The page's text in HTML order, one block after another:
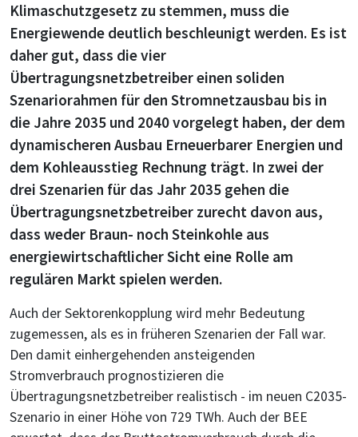
Klimaschutzgesetz zu stemmen, muss die
Energiewende deutlich beschleunigt werden. Es ist
daher gut, dass die vier
Übertragungsnetzbetreiber einen soliden
Szenariorahmen für den Stromnetzausbau bis in
die Jahre 2035 und 2040 vorgelegt haben, der dem
dynamischeren Ausbau Erneuerbarer Energien und
dem Kohleausstieg Rechnung trägt. In zwei der
drei Szenarien für das Jahr 2035 gehen die
Übertragungsnetzbetreiber zurecht davon aus,
dass weder Braun- noch Steinkohle aus
energiewirtschaftlicher Sicht eine Rolle am
regulären Markt spielen werden.
Auch der Sektorenkopplung wird mehr Bedeutung
zugemessen, als es in früheren Szenarien der Fall war.
Den damit einhergehenden ansteigenden
Stromverbrauch prognostizieren die
Übertragungsnetzbetreiber realistisch - im neuen C2035-
Szenario in einer Höhe von 729 TWh. Auch der BEE